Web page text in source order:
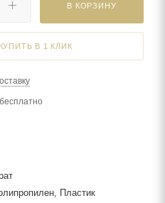
В КОРЗИНУ
КУПИТЬ В 1 КЛИК
Пластик